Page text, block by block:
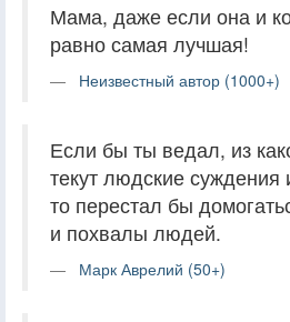
Мама, даже если она и
равно самая лучшая!
Неизвестный автор (1000+)
Если бы ты ведал, из
текут людские суждения
то перестал бы
и похвалы людей.
Марк Аврелий (50+)